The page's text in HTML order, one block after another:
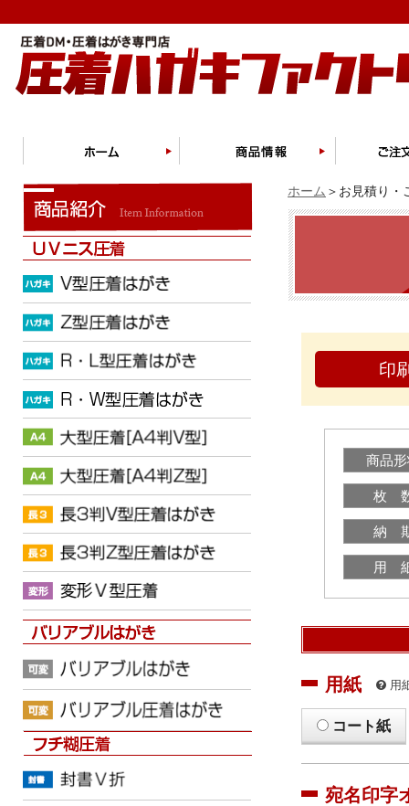
ホーム ＞お見積り・
印
商品
枚
納
用
用紙 用
コート紙
宛名印字